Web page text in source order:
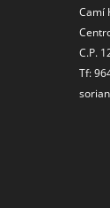
Camí
C.P.
Tf: